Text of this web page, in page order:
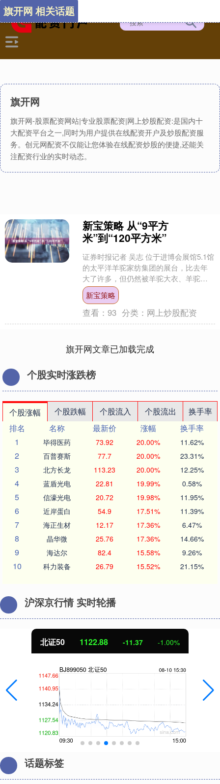
旗开网
旗开网-股票配资网站|专业股票配资|网上炒股配资:是国内十
大配资平台之一,同时为用户提供在线配资开户及炒股配资服
务。创元网配资不仅能让您体验在线配资炒股的便捷,还能关
注配资行业的实时动态。
旗开网 相关话题
新宝策略 从“9平方
米”到“120平方米”
证券时报记者 吴志 位于进博会展馆5.1馆
的太平洋羊驼家纺集团的展台，比去年
大了许多，但仍然被羊驼大衣、羊驼
帽、羊驼床垫等各类羊驼纤维制品堆得
满满当当。 今年是....
新宝策略
查看：93 分类： 网上炒股配资
旗开网文章已加载完成
个股实时涨跌榜
个股涨幅 个股跌幅 个股流入 个股流出
换手率
排名
名称 最新价 涨幅
换手率
1
毕得医药 73.92 20.00% 11.62%
2 百普赛斯 77.7 20.00% 23.31%
3 北方长龙 113.23 20.00% 12.25%
4 蓝盾光电 22.81 19.99% 0.58%
5 信濠光电 20.72 19.98% 11.95%
6 近岸蛋白 54.9 17.51% 11.39%
7 海正生材 12.17 17.36% 6.47%
8 晶华微 25.76 17.36% 14.66%
9 海达尔 82.4 15.58% 9.26%
10 科力装备 26.79 15.52% 21.15%
沪深京行情 实时轮播
北证50 1122.88 -11.37 -1.00%
话题标签